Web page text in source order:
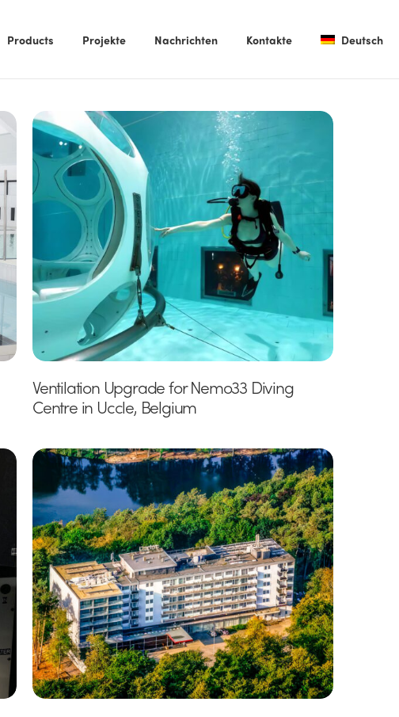
Products Projekte Nachrichten Kontakte Deutsch
Ventilation Upgrade for Nemo33 Diving
Centre in Uccle, Belgium